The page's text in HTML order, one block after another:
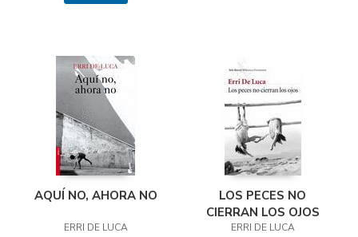
AQUÍ NO, AHORA NO
ERRI DE LUCA
LOS PECES NO
CIERRAN LOS OJOS
ERRI DE LUCA